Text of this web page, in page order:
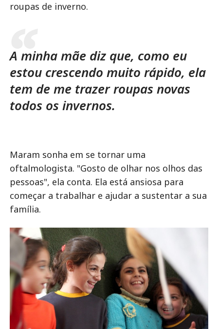
roupas de inverno.
A minha mãe diz que, como eu
estou crescendo muito rápido, ela
tem de me trazer roupas novas
todos os invernos.
Maram sonha em se tornar uma
oftalmologista. "Gosto de olhar nos olhos das
pessoas", ela conta. Ela está ansiosa para
começar a trabalhar e ajudar a sustentar a sua
família.